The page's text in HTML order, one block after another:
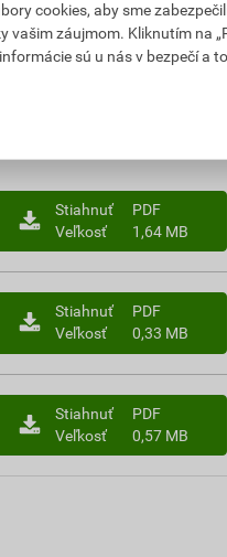
7,17 EUR
DPH za ks
8,82 EUR
s DPH za ks
Stiahnuť
PDF
Veľkosť
1,64 MB
Stiahnuť
PDF
Veľkosť
0,33 MB
Stiahnuť
PDF
Veľkosť
0,57 MB
cookies, aby sme
vašim záujmom. Kliknutím na
sú u nás v bezpečí a